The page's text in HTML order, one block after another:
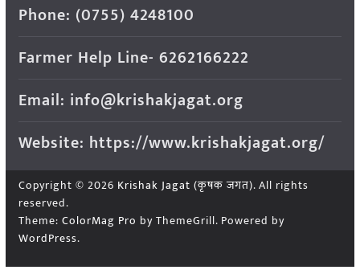
Phone: (0755) 4248100
Farmer Help Line- 6262166222
Email: info@krishakjagat.org
Website: https://www.krishakjagat.org/
Copyright © 2026 Krishak Jagat (कृषक जगत). All rights
reserved.
Theme: ColorMag Pro by ThemeGrill. Powered by
WordPress.